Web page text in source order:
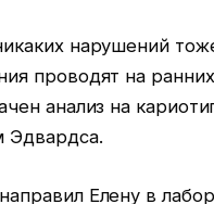
нарушений
проводят на
анализ на
Эдвардса.
Елену в